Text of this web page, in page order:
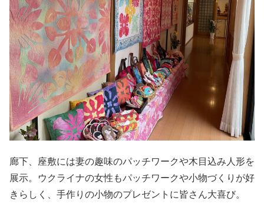
廊下、座敷には妻の趣味のパッチワークや木目込み人形を
展示。ウクライナの女性もパッチワークや小物づくりが好
きらしく、手作りの小物のプレゼントに皆さん大喜び。